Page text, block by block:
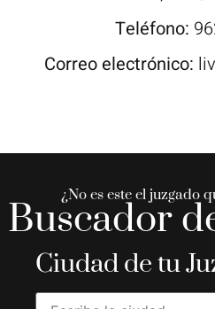
Teléfono:
Correo electrónico:
¿No es este el juzgado
Buscador
Ciudad de tu